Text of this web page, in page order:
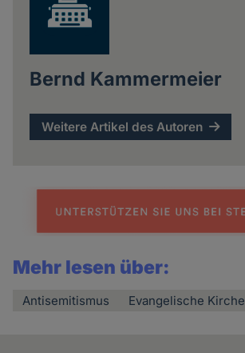
Bernd Kammermeier
Weitere Artikel des Autoren
Mehr lesen über:
Antisemitismus Evangelische Kirche